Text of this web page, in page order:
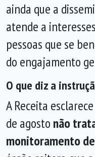
ainda que a
atende a
pessoas que se
do engajamento
O que diz a
A Receita
de agosto não
monitoramento